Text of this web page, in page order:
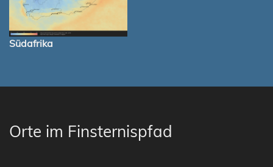
Südafrika
Orte im Finsternispfad